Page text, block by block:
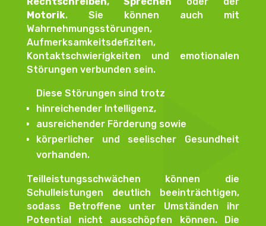
Motorik. Sie können auch mit
Wahrnehmungsstörungen,
Aufmerksamkeitsdefiziten,
Kontaktschwierigkeiten und emotionalen
Störungen verbunden sein.
Diese Störungen sind trotz
hinreichender Intelligenz,
ausreichender Förderung sowie
körperlicher und seelischer Gesundheit
vorhanden.
Teilleistungsschwächen können die
Schulleistungen deutlich beeinträchtigen,
sodass Betroffene unter Umständen ihr
Potential nicht ausschöpfen können. Die